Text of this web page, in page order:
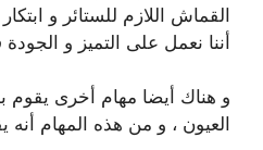
القماش اللازم للستائر و
أننا نعمل على التميز و الجودة
و هناك أيضا مهام أخرى يقوم
العيون ، و من هذه المهام